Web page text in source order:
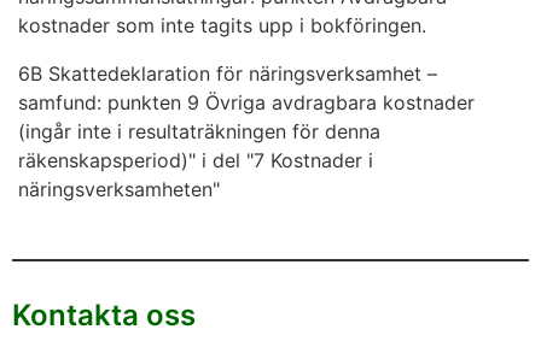
kostnader som inte tagits upp i bokföringen.
6B Skattedeklaration för näringsverksamhet –
samfund: punkten 9 Övriga avdragbara kostnader
(ingår inte i resultaträkningen för denna
räkenskapsperiod)" i del "7 Kostnader i
näringsverksamheten"
Kontakta oss